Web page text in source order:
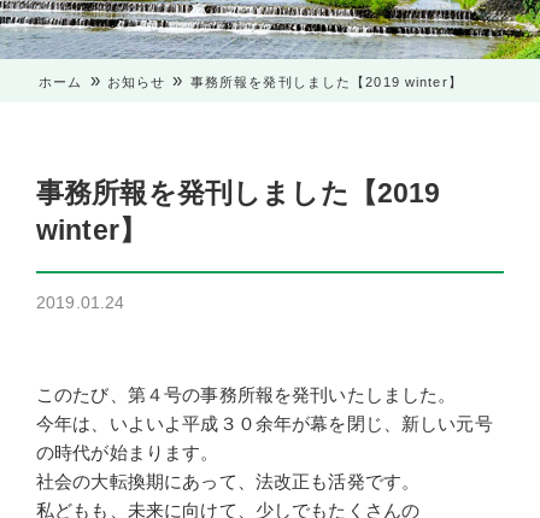
ホーム » お知らせ » 事務所報を発刊しました【2019 winter】
事務所報を発刊しました【2019
winter】
2019.01.24
このたび、第４号の事務所報を発刊いたしました。
今年は、いよいよ平成３０余年が幕を閉じ、新しい元号
の時代が始まります。
社会の大転換期にあって、法改正も活発です。
私どもも、未来に向けて、少しでもたくさんの